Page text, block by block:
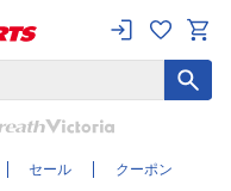
セール クーポン